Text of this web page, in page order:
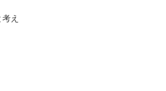
考え